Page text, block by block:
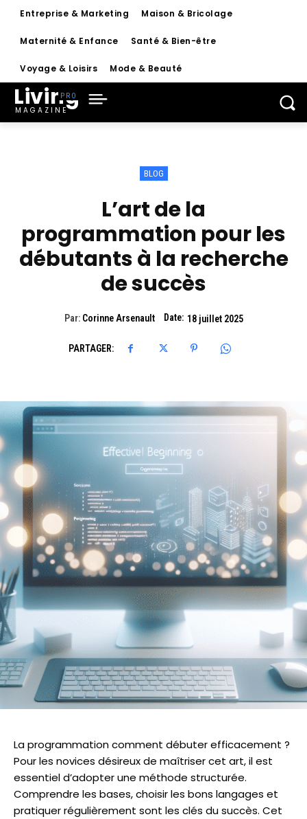
Entreprise & Marketing Maison & Bricolage
Maternité & Enfance Santé & Bien-être
Voyage & Loisirs Mode & Beauté
Living
MAGAZINE
BLOG
L’art de la
programmation pour les
débutants à la recherche
de succès
Par: Corinne Arsenault Date: 18 juillet 2025
PARTAGER:
La programmation comment débuter efficacement ?
Pour les novices désireux de maîtriser cet art, il est
essentiel d’adopter une méthode structurée.
Comprendre les bases, choisir les bons langages et
pratiquer régulièrement sont les clés du succès. Cet